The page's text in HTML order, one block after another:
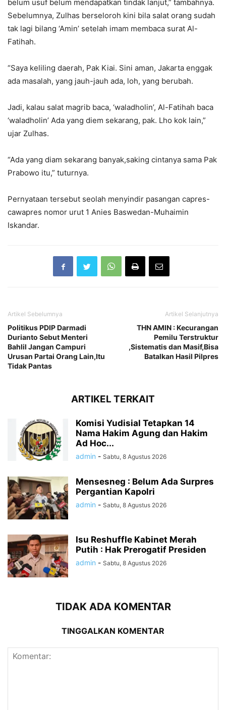
belum usuf belum mendapatkan tindak lanjut,” tambahnya.
Sebelumnya, Zulhas berseloroh kini bila salat orang sudah
tak lagi bilang ‘Amin’ setelah imam membaca surat Al-
Fatihah.
“Saya keliling daerah, Pak Kiai. Sini aman, Jakarta enggak
ada masalah, yang jauh-jauh ada, loh, yang berubah.
Jadi, kalau salat magrib baca, ‘waladholin’, Al-Fatihah baca
‘waladholin’ Ada yang diem sekarang, pak. Lho kok lain,”
ujar Zulhas.
“Ada yang diam sekarang banyak,saking cintanya sama Pak
Prabowo itu,” tuturnya.
Pernyataan tersebut seolah menyindir pasangan capres-
cawapres nomor urut 1 Anies Baswedan-Muhaimin
Iskandar.
Artikel Sebelumnya
Politikus PDIP Darmadi
Durianto Sebut Menteri
Bahlil Jangan Campuri
Urusan Partai Orang Lain,Itu
Tidak Pantas
Artikel Selanjutnya
THN AMIN : Kecurangan
Pemilu Terstruktur
,Sistematis dan Masif,Bisa
Batalkan Hasil Pilpres
ARTIKEL TERKAIT
Komisi Yudisial Tetapkan 14
Nama Hakim Agung dan Hakim
Ad Hoc...
admin - Sabtu, 8 Agustus 2026
Mensesneg : Belum Ada Surpres
Pergantian Kapolri
admin - Sabtu, 8 Agustus 2026
Isu Reshuffle Kabinet Merah
Putih : Hak Prerogatif Presiden
admin - Sabtu, 8 Agustus 2026
TIDAK ADA KOMENTAR
TINGGALKAN KOMENTAR